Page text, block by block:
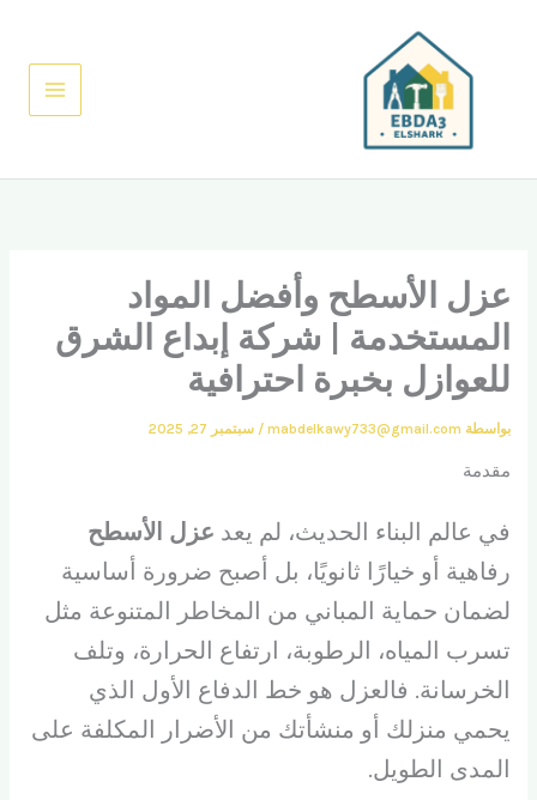
عزل الأسطح وأفضل المواد
المستخدمة | شركة إبداع الشرق
للعوازل بخبرة احترافية
بواسطة mabdelkawy733@gmail.com
/سبتمبر 27, 2025
مقدمة
في عالم البناء الحديث، لم يعد عزل الأسطح
رفاهية أو خيارًا ثانويًا، بل أصبح ضرورة أساسية
لضمان حماية المباني من المخاطر المتنوعة مثل
تسرب المياه، الرطوبة، ارتفاع الحرارة، وتلف
الخرسانة. فالعزل هو خط الدفاع الأول الذي
يحمي منزلك أو منشأتك من الأضرار المكلفة على
المدى الطويل.